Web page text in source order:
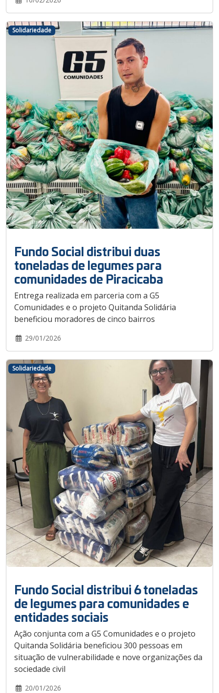
Fundo Social distribui duas
toneladas de legumes para
comunidades de Piracicaba
Entrega realizada em parceria com a G5
Comunidades e o projeto Quitanda Solidária
beneficiou moradores de cinco bairros
29/01/2026
Solidariedade
Fundo Social distribui 6 toneladas
de legumes para comunidades e
entidades sociais
Ação conjunta com a G5 Comunidades e o projeto
Quitanda Solidária beneficiou 300 pessoas em
situação de vulnerabilidade e nove organizações da
sociedade civil
20/01/2026
Solidariedade